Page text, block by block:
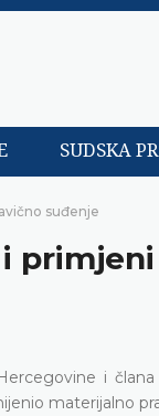
SUDSKA
suđenje
i
materijalno